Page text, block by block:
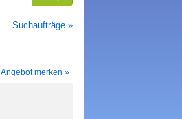
Suchaufträge »
Angebot merken »